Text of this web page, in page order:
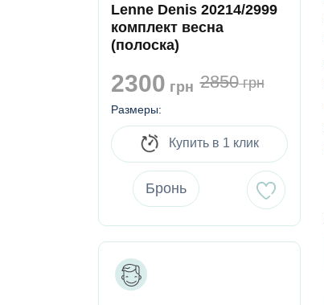
Lenne Denis 20214/2999
комплект весна
(полоска)
2300 грн 2850грн
Размеры:
Купить в 1 клик
Бронь